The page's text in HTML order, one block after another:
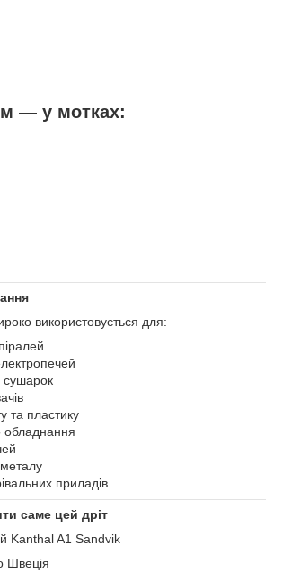
— у мотках:
використовується для:
сушарок
та пластику
обладнання
приладів
саме цей дріт
Kanthal A1 Sandvik
Швеція